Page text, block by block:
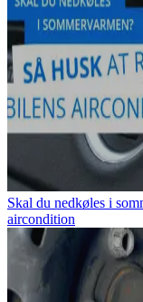
Skal du nedkøles i
aircondition